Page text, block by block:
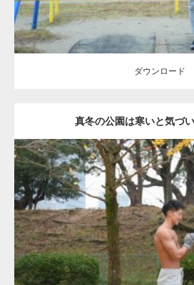
ダウンロード
真冬の公園は寒いと気づ
Update: 2021.07.8
Category:公園のマッチョ その他
肩
ダウンロード